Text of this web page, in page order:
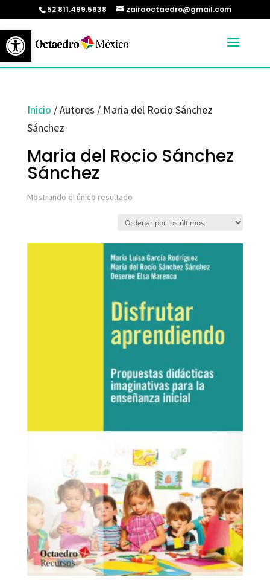
Abrir barra de herramientas
52 811.499.5638 zairaoctaedro@gmail.com
Inicio / Autores / Maria del Rocio Sánchez
Sánchez
Maria del Rocio Sánchez
Sánchez
Mostrando el único resultado